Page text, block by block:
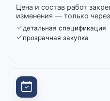
Цена и состав работ
изменения — только
детальная спецификация
прозрачная закупка